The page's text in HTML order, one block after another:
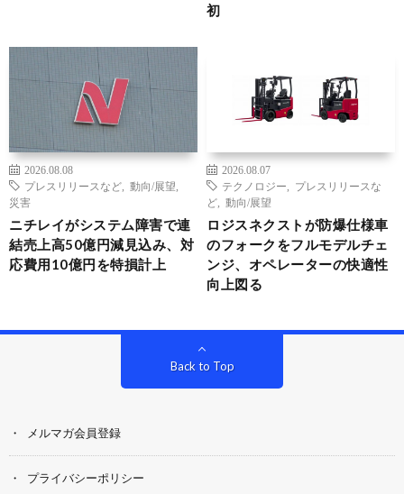
初
2026.08.08
プレスリリースなど
動向/展望
災害
ニチレイがシステム障害で連
結売上高50億円減見込み、対
応費用10億円を特損計上
2026.08.07
テクノロジー
プレスリリースな
ど
動向/展望
ロジスネクストが防爆仕様車
のフォークをフルモデルチェ
ンジ、オペレーターの快適性
向上図る
Back to Top
メルマガ会員登録
プライバシーポリシー